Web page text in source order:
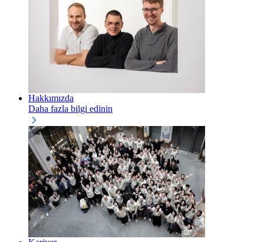
Hakkımızda
Daha fazla bilgi edinin